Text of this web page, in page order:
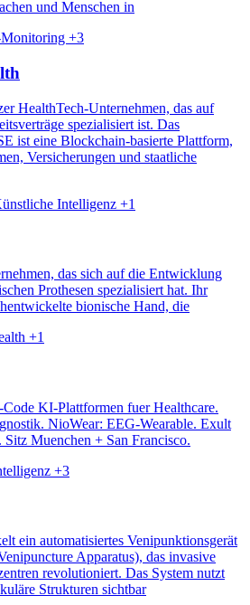
und Menschen in
Monitoring +3
HealthTech-Unternehmen, das auf
spezialisiert ist. Das
ist eine Blockchain-basierte Plattform,
Versicherungen und staatliche
Intelligenz +1
das sich auf die Entwicklung
Prothesen spezialisiert hat. Ihr
bionische Hand, die
+1
KI-Plattformen fuer Healthcare.
NioWear: EEG-Wearable. Exult
Muenchen + San Francisco.
+3
ein automatisiertes Venipunktionsgerät
Apparatus), das invasive
revolutioniert. Das System nutzt
Strukturen sichtbar